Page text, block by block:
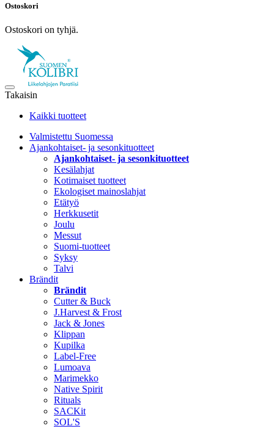
Ostoskori
Ostoskori on tyhjä.
Takaisin
Kaikki tuotteet
Valmistettu Suomessa
Ajankohtaiset- ja sesonkituotteet
Ajankohtaiset- ja sesonkituotteet
Kesälahjat
Kotimaiset tuotteet
Ekologiset mainoslahjat
Etätyö
Herkkusetit
Joulu
Messut
Suomi-tuotteet
Syksy
Talvi
Brändit
Brändit
Cutter & Buck
J.Harvest & Frost
Jack & Jones
Klippan
Kupilka
Label-Free
Lumoava
Marimekko
Native Spirit
Rituals
SACKit
SOL'S